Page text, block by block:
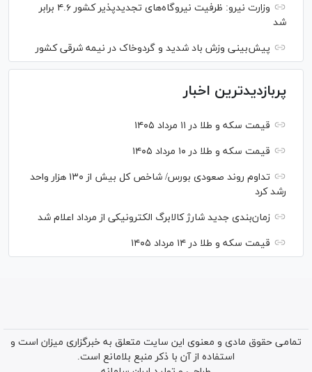
وزارت نیرو: ظرفیت نیروگاه‌های تجدیدپذیر کشور ۴.۶ برابر
شد
پیش‌بینی وزش باد شدید و گردوخاک در نیمه شرقی کشور
پربازدیدترین اخبار
قیمت سکه و طلا در ۱۱ مرداد ۱۴۰۵
قیمت سکه و طلا در ۱۰ مرداد ۱۴۰۵
تداوم روند صعودی بورس/ شاخص کل بیش از ۱۳۰ هزار واحد
رشد کرد
زمان‌بندی جدید شارژ کالابرگ الکترونیکی از مرداد اعلام شد
قیمت سکه و طلا در ۱۴ مرداد ۱۴۰۵
تمامی حقوق مادی و معنوی این سایت متعلق به خبرگزاری میزان است و
استفاده از آن با ذکر منبع بلامانع است.